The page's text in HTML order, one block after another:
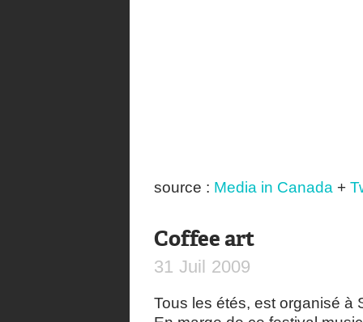
source : Media in Canada +
Coffee art
31 Juil 2009
Tous les étés, est organisé